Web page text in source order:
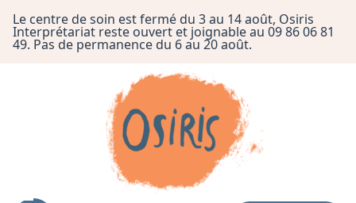
Le centre de soin est fermé du 3 au 14 août, Osiris
Interprétariat reste ouvert et joignable au 09 86 06 81
49. Pas de permanence du 6 au 20 août.